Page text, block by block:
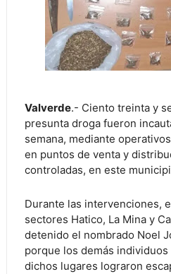
Valverde.- Ciento treinta y
presunta droga fueron
semana, mediante
en puntos de venta y
controladas, en este
Durante las intervenciones,
sectores Hatico, La Mina y
detenido el nombrado Noel
porque los demás
dichos lugares lograron